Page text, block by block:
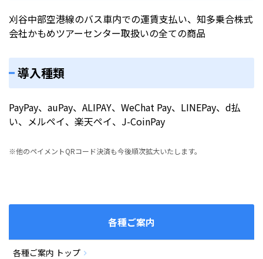
刈谷中部空港線のバス車内での運賃支払い、知多乗合株式
会社かもめツアーセンター取扱いの全ての商品
導入種類
PayPay、auPay、ALIPAY、WeChat Pay、LINEPay、d払
い、メルペイ、楽天ペイ、J-CoinPay
※他のペイメントQRコード決済も今後順次拡大いたします。
各種ご案内
各種ご案内 トップ